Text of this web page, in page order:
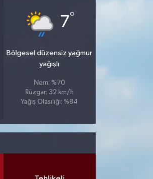
7°
Bölgesel düzensiz yağmur
yağışlı
Nem: %70
Rüzgar: 32 km/h
Yağış Olasılığı: %84